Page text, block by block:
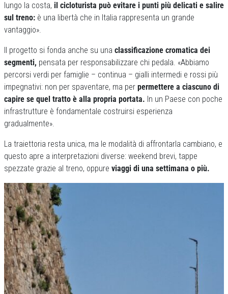
lungo la costa, il cicloturista può evitare i punti più delicati e salire
sul treno: è una libertà che in Italia rappresenta un grande
vantaggio».
Il progetto si fonda anche su una classificazione cromatica dei
segmenti, pensata per responsabilizzare chi pedala. «Abbiamo
percorsi verdi per famiglie – continua – gialli intermedi e rossi più
impegnativi: non per spaventare, ma per permettere a ciascuno di
capire se quel tratto è alla propria portata. In un Paese con poche
infrastrutture è fondamentale costruirsi esperienza
gradualmente».
La traiettoria resta unica, ma le modalità di affrontarla cambiano, e
questo apre a interpretazioni diverse: weekend brevi, tappe
spezzate grazie al treno, oppure viaggi di una settimana o più.